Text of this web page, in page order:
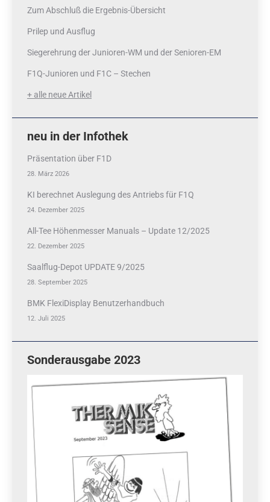
Zum Abschluß die Ergebnis-Übersicht
Prilep und Ausflug
Siegerehrung der Junioren-WM und der Senioren-EM
F1Q-Junioren und F1C – Stechen
+ alle neue Artikel
neu in der Infothek
Präsentation über F1D
28. März 2026
KI berechnet Auslegung des Antriebs für F1Q
24. Dezember 2025
All-Tee Höhenmesser Manuals – Update 12/2025
22. Dezember 2025
Saalflug-Depot UPDATE 9/2025
28. September 2025
BMK FlexiDisplay Benutzerhandbuch
12. Juli 2025
Sonderausgabe 2023